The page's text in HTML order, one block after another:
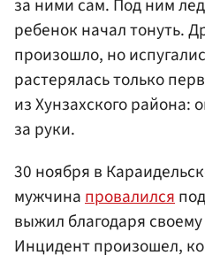
за ними сам. Под ним
ребенок начал тонуть.
произошло, но
растерялась только
из Хунзахского района:
за руки.
30 ноября в
мужчина провалился
выжил благодаря
Инцидент произошел,